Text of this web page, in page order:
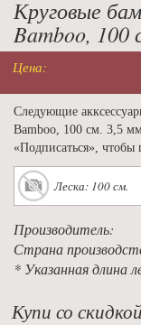
Круговые
Bamboo,
Цена:
Следующие
Bamboo, 100 см. 3,5
«Подписаться», чтобы
Леска: 100 см.
Производитель:
Страна
* Указанная длина
Купи со скидкой